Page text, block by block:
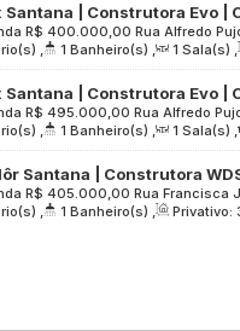
Santana | Construtora Evo |
| 02 dormitórios | com
R$ 400.000,00 Rua Alfredo
010, Santana, São Paulo, São
, 1 Banheiro(s) , 1 Sala(s) ,
Terreno: 2098.00m²
Santana | Construtora Evo |
| 02 dormitórios | com
R$ 495.000,00 Rua Alfredo
010, Santana, São Paulo, São
, 1 Banheiro(s) , 1 Sala(s) ,
m² , Terreno: 2098.00m²
Santana | Construtora WDS
| 35 metros | 02
R$ 405.000,00 Rua Francisca
010, Santana, São Paulo, São
, 1 Banheiro(s) , Privativo: